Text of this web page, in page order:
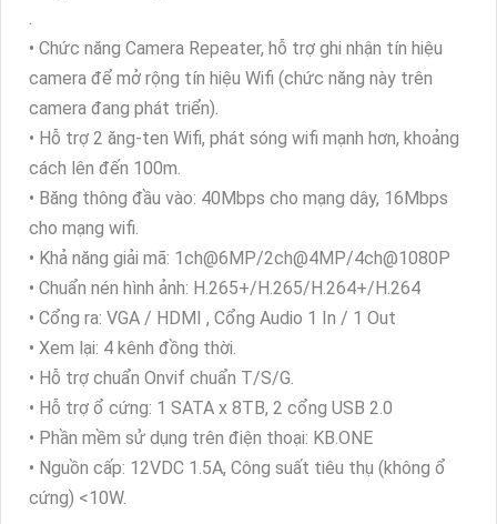
.
• Chức năng Camera Repeater, hỗ trợ ghi nhận tín hiệu
camera để mở rộng tín hiệu Wifi (chức năng này trên
camera đang phát triển).
• Hỗ trợ 2 ăng-ten Wifi, phát sóng wifi mạnh hơn, khoảng
cách lên đến 100m.
• Băng thông đầu vào: 40Mbps cho mạng dây, 16Mbps
cho mạng wifi.
• Khả năng giải mã: 1ch@6MP/2ch@4MP/4ch@1080P
• Chuẩn nén hình ảnh: H.265+/H.265/H.264+/H.264
• Cổng ra: VGA / HDMI , Cổng Audio 1 In / 1 Out
• Xem lại: 4 kênh đồng thời.
• Hỗ trợ chuẩn Onvif chuẩn T/S/G.
• Hỗ trợ ổ cứng: 1 SATA x 8TB, 2 cổng USB 2.0
• Phần mềm sử dụng trên điện thoại: KB.ONE
• Nguồn cấp: 12VDC 1.5A, Công suất tiêu thụ (không ổ
cứng) <10W.